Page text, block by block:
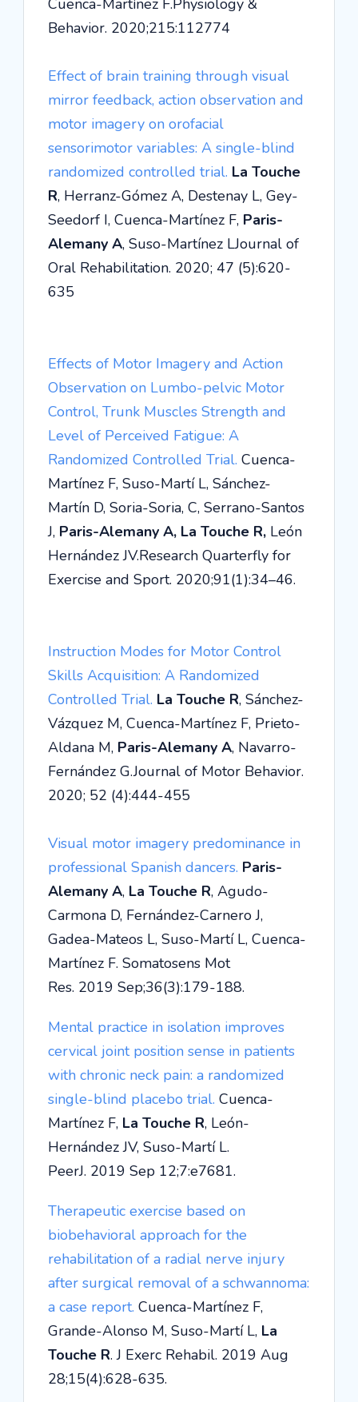
Cuenca-Martínez F.Physiology &
Behavior. 2020;215:112774
Effect of brain training through visual
mirror feedback, action observation and
motor imagery on orofacial
sensorimotor variables: A single-blind
randomized controlled trial. La Touche
R, Herranz-Gómez A, Destenay L, Gey-
Seedorf I, Cuenca-Martínez F, Paris-
Alemany A, Suso-Martínez LJournal of
Oral Rehabilitation. 2020; 47 (5):620-
635
Effects of Motor Imagery and Action
Observation on Lumbo-pelvic Motor
Control, Trunk Muscles Strength and
Level of Perceived Fatigue: A
Randomized Controlled Trial. Cuenca-
Martínez F, Suso-Martí L, Sánchez-
Martín D, Soria-Soria, C, Serrano-Santos
J, Paris-Alemany A, La Touche R, León
Hernández JV.Research Quarterfly for
Exercise and Sport. 2020;91(1):34–46.
Instruction Modes for Motor Control
Skills Acquisition: A Randomized
Controlled Trial. La Touche R, Sánchez-
Vázquez M, Cuenca-Martínez F, Prieto-
Aldana M, Paris-Alemany A, Navarro-
Fernández G.Journal of Motor Behavior.
2020; 52 (4):444-455
Visual motor imagery predominance in
professional Spanish dancers. Paris-
Alemany A, La Touche R, Agudo-
Carmona D, Fernández-Carnero J,
Gadea-Mateos L, Suso-Martí L, Cuenca-
Martínez F. Somatosens Mot
Res. 2019 Sep;36(3):179-188.
Mental practice in isolation improves
cervical joint position sense in patients
with chronic neck pain: a randomized
single-blind placebo trial. Cuenca-
Martínez F, La Touche R, León-
Hernández JV, Suso-Martí L.
PeerJ. 2019 Sep 12;7:e7681.
Therapeutic exercise based on
biobehavioral approach for the
rehabilitation of a radial nerve injury
after surgical removal of a schwannoma:
a case report. Cuenca-Martínez F,
Grande-Alonso M, Suso-Martí L, La
Touche R. J Exerc Rehabil. 2019 Aug
28;15(4):628-635.